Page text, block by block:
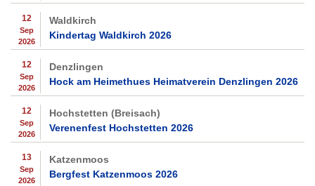
12
Sep
2026
Waldkirch
Kindertag Waldkirch 2026
12
Sep
2026
Denzlingen
Hock am Heimethues Heimatverein Denzlingen 2026
12
Sep
2026
Hochstetten (Breisach)
Verenenfest Hochstetten 2026
13
Sep
2026
Katzenmoos
Bergfest Katzenmoos 2026